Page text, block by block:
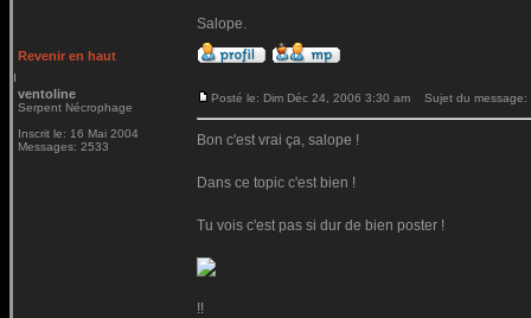
Salope.
Revenir en haut
ventoline
Serpent Nécrophage
Inscrit le: 16 Mai 2004
Messages: 2533
Posté le: Dim Déc 24, 2006 3:30 am Sujet du message:
Bon c'est vrai ça, salope !
Dans ce topic c'est bien !
Tu vois c'est pas si dur de bien poster !
!!